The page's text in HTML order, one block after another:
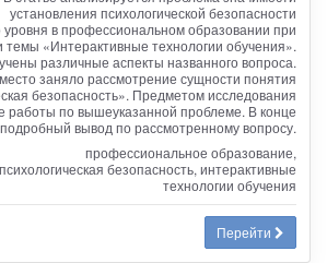
установления психологической безопасности
уровня в профессиональном образовании при
темы «Интерактивные технологии обучения».
различные аспекты названного вопроса.
заняло рассмотрение сущности понятия
безопасность». Предметом исследования
работы по вышеуказанной проблеме. В конце
вывод по рассмотренному вопросу.
профессиональное образование,
психологическая безопасность, интерактивные
технологии обучения
Перейти